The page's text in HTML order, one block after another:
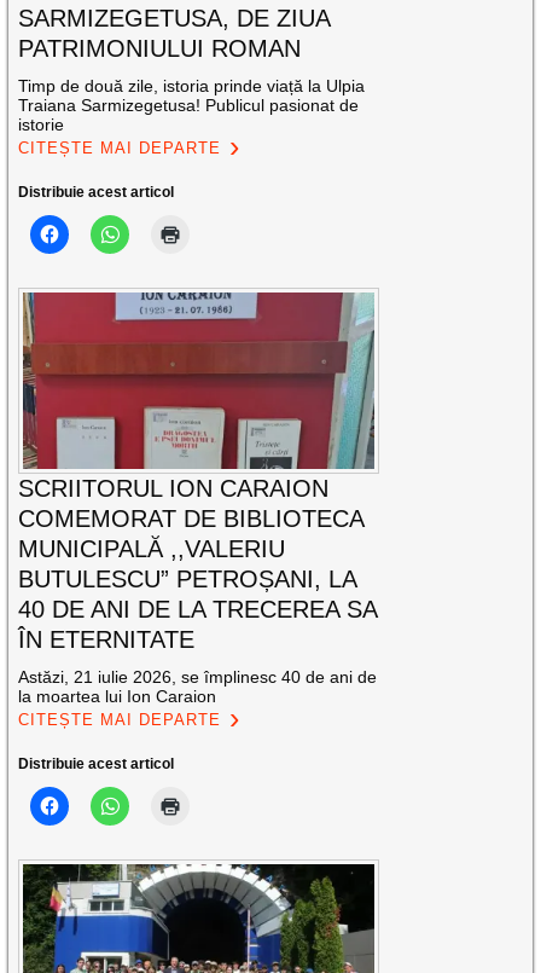
SARMIZEGETUSA, DE ZIUA
PATRIMONIULUI ROMAN
Timp de două zile, istoria prinde viață la Ulpia
Traiana Sarmizegetusa! Publicul pasionat de
istorie
CITEȘTE MAI DEPARTE
Distribuie acest articol
SCRIITORUL ION CARAION
COMEMORAT DE BIBLIOTECA
MUNICIPALĂ ,,VALERIU
BUTULESCU” PETROȘANI, LA
40 DE ANI DE LA TRECEREA SA
ÎN ETERNITATE
Astăzi, 21 iulie 2026, se împlinesc 40 de ani de
la moartea lui Ion Caraion
CITEȘTE MAI DEPARTE
Distribuie acest articol